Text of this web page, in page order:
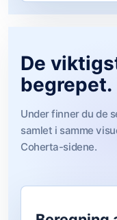
De
begrepet.
Under finner du de
samlet i samme
Coherta-sidene.